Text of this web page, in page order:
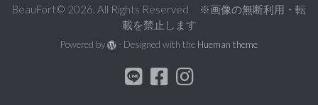
BeauFort© 2026. All Rights Reserved ※画像の無断利用・転
載を禁止します
Powered by - Designed with the Hueman theme